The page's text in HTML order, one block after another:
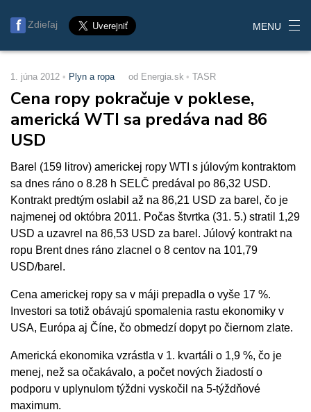
Zdieľaj MENU
1. júna 2012 Plyn a ropa od Energia.sk TASR
Cena ropy pokračuje v poklese,
americká WTI sa predáva nad 86
USD
Barel (159 litrov) americkej ropy WTI s júlovým kontraktom
sa dnes ráno o 8.28 h SELČ predával po 86,32 USD.
Kontrakt predtým oslabil až na 86,21 USD za barel, čo je
najmenej od októbra 2011. Počas štvrtka (31. 5.) stratil 1,29
USD a uzavrel na 86,53 USD za barel. Júlový kontrakt na
ropu Brent dnes ráno zlacnel o 8 centov na 101,79
USD/barel.
Cena americkej ropy sa v máji prepadla o vyše 17 %.
Investori sa totiž obávajú spomalenia rastu ekonomiky v
USA, Európa aj Číne, čo obmedzí dopyt po čiernom zlate.
Americká ekonomika vzrástla v 1. kvartáli o 1,9 %, čo je
menej, než sa očakávalo, a počet nových žiadostí o
podporu v uplynulom týždni vyskočil na 5-týždňové
maximum.